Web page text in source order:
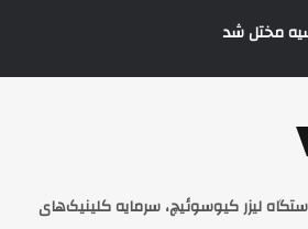
مختل شد
لیزر کیوسوئیچ، سرمایه کلینیک‌های